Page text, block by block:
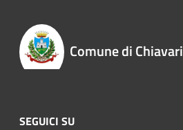
Comune di Chiavari
SEGUICI SU